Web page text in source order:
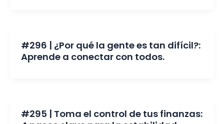
#296 | ¿Por qué la gente es tan difícil?:
Aprende a conectar con todos.
#295 | Toma el control de tus finanzas: